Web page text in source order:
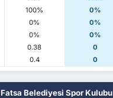
100% 0%
0% 0%
0% 0%
0.38 0
0.4 0
Fatsa Belediyesi Spor Kulubu